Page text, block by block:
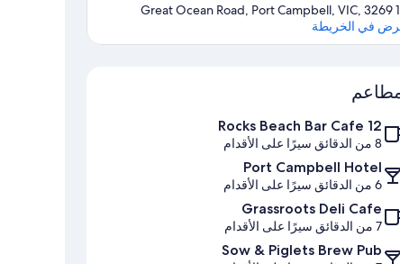
12 Great
في الخريطة
12 Rocks Beach Bar Cafe
8 من الدقائق سيرًا على الأقدام
Port Campbell Hotel
6 من الدقائق سيرًا على الأقدام
Grassroots Deli Cafe
7 من الدقائق سيرًا على الأقدام
Sow & Piglets Brew Pub